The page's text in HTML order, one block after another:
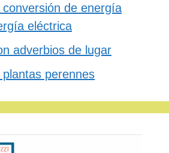
de energía
eléctrica
adverbios de lugar
perennes